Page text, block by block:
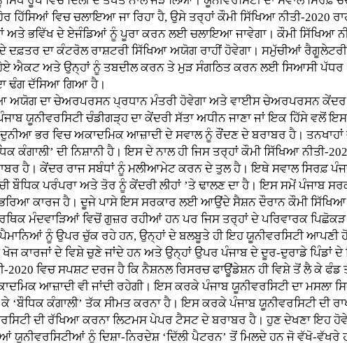
ਹਿੱਸਿਆਂ ਵਿਚ ਚਲਾਇਆ ਜਾ ਰਿਹਾ ਹੈ, ਉਸੇ ਤਰ੍ਹਾਂ ਕੌਮੀ ਸਿੱਖਿਆ ਨੀਤੀ-2020
ਅਤੇ ਭਵਿੱਖ ਦੇ ਏਜੰਡਿਆਂ ਨੂੰ ਪੂਰਾ ਕਰਨ ਲਈ ਚਲਾਇਆ ਜਾਵੇਗਾ। ਕੌਮੀ ਸਿੱਖਿਆ
ਦਫ਼ਤਰ ਦਾ ਕੰਟਰੋਲ ਰਾਸ਼ਟਰੀ ਸਿੱਖਿਆ ਅਯੋਗ ਰਾਹੀਂ ਹੋਵੇਗਾ। ਸਮੁੱਚੀਆਂ
ਐਕਟ ਅਤੇ ਉਨ੍ਹਾਂ ਨੂੰ ਤਬਦੀਲ ਕਰਨ ਤੇ ਮੁੜ ਸੰਗਠਿਤ ਕਰਨ ਲਈ ਸਿਆਸੀ ਪੱਧਰ
ਢੰਗ ਦੱਸਿਆ ਗਿਆ ਹੈ।
ਅਯੋਗ ਦਾ ਚੇਅਰਪਰਸਨ ਪ੍ਰਧਾਨ ਮੰਤਰੀ ਹੋਵੇਗਾ ਅਤੇ ਵਾਈਸ ਚੇਅਰਪਰਸਨ ਕੇਂਦਰ
ਯੂਨੀਵਰਸਿਟੀ ਚੰਡੀਗੜ੍ਹ ਦਾ ਕੇਂਦਰੀ ਸੱਤਾ ਅਧੀਨ ਜਾਣਾ ਜਾਂ ਇਕ ਹਿੱਸੇ ਵਲੋਂ
ਭਰ ਵਿਚ ਅਕਾਦਮਿਕ ਆਜ਼ਾਦੀ ਦੇ ਸਵਾਲ ਨੂੰ ਰੌਂਦਣ ਦੇ ਬਰਾਬਰ ਹੈ।
ਕੰਗਾਲੀ’ ਦੀ ਨਿਸ਼ਾਨੀ ਹੈ। ਇਸ ਦੇ ਨਾਲ ਹੀ ਜਿਸ ਤਰ੍ਹਾਂ ਕੌਮੀ ਸਿੱਖਿਆ ਨੀਤੀ-
ਹੈ। ਕੇਂਦਰ ਰਾਜ ਸਬੰਧਾਂ ਨੂੰ ਮਲੀਆਮੇਟ ਕਰਨ ਦੇ ਤੁਲ ਹੈ। ਇਥੇ ਸਵਾਲ ਸਿਰਫ਼
ਬੌਧਿਕ ਪਰੰਪਰਾ ਅਤੇ ਤੋਰ ਨੂੰ ਕੇਂਦਰੀ ਲੀਹਾਂ ’ਤੇ ਢਾਲਣ ਦਾ ਹੈ। ਇਸ ਸਮੇਂ ਪੰਜਾਬ
ਕਾਰਜ ਹੈ। ਦੂਜੇ ਪਾਸੇ ਇਸ ਸਰਕਾਰ ਲਈ ਆਉਂਦੇ ਸੈਸ਼ਨ ਦੌਰਾਨ ਕੌਮੀ ਸਿੱਖਿਆ
ਮੰਦਵਾੜਿਆਂ ਵਿਚੋਂ ਗੁਜ਼ਰ ਰਹੀਆਂ ਹਨ ਪਰ ਜਿਸ ਤਰ੍ਹਾਂ ਦੇ ਪਰਿਵਾਰਕ
ਨੂੰ ਉਪਰ ਚੁੱਕ ਰਹੇ ਹਨ, ਉਨ੍ਹਾਂ ਦੇ ਬਲਬੂਤੇ ਹੀ ਇਹ ਯੂਨੀਵਰਸਿਟੀ ਆਪਣੀ
ਕਾਰਜਾਂ ਦੇ ਵਿਸ਼ੇ ਚੁਣੇ ਜਾਂਦੇ ਹਨ ਅਤੇ ਉਨ੍ਹਾਂ ਉਪਰ ਪੰਜਾਬ ਦੇ ਦੂਰ-ਦੁਰਾਡੇ ਪਿੰਡਾਂ
2020 ਵਿਚ ਸਪਸ਼ਟ ਦਰਜ ਹੈ ਕਿ ਨੈਸ਼ਨਲ ਰਿਸਰਚ ਫਾਊਂਡੇਸ਼ਨ ਹੀ ਵਿਸ਼ੇ ਤੋਂ ਲੈ ਕੇ
ਆਜ਼ਾਦੀ ਵੀ ਜਾਂਦੀ ਰਹੇਗੀ। ਇਸ ਕਰਕੇ ਪੰਜਾਬ ਯੂਨੀਵਰਸਿਟੀ ਦਾ ਮਸਲਾ
‘ਬੌਧਿਕ ਕੰਗਾਲੀ’ ਤੱਕ ਸੀਮਤ ਕਰਨਾ ਹੈ। ਇਸ ਕਰਕੇ ਪੰਜਾਬ ਯੂਨੀਵਰਸਿਟੀ ਦੀ
ਦੀ ਰੱਖਿਆ ਕਰਨਾ ਲਿਟਮਸ ਪੇਪਰ ਟੈਸਟ ਦੇ ਬਰਾਬਰ ਹੈ। ਹੁਣ ਦੇਖਣਾ ਇਹ
ਯੂਨੀਵਰਸਿਟੀਆਂ ਨੂੰ ਦਿਸ਼ਾ-ਨਿਰਦੇਸ਼ ‘ਦਿੱਲੀ ਪੈਟਰਨ’ ਤੋਂ ਮਿਲਦੇ ਹਨ ਜੋ ਵੱਖੋ-